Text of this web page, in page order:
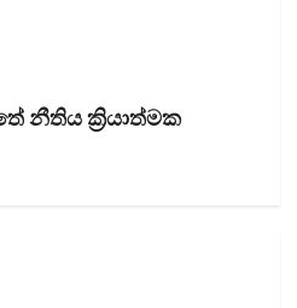
නීතිය ක්‍රියාත්මක